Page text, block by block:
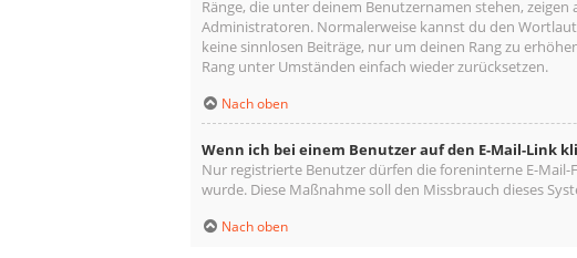
Ränge, die unter deinem Benutzernamen stehen,
Administratoren. Normalerweise kannst du den
keine sinnlosen Beiträge, nur um deinen Rang zu
Rang unter Umständen einfach wieder zurücksetzen.
Nach oben
Wenn ich bei einem Benutzer auf den E-Mail-Link
Nur registrierte Benutzer dürfen die foreninterne E-
wurde. Diese Maßnahme soll den Missbrauch dieses
Nach oben